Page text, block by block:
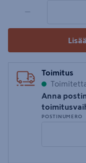
−
Toimitus
Anna
POSTINUMERO